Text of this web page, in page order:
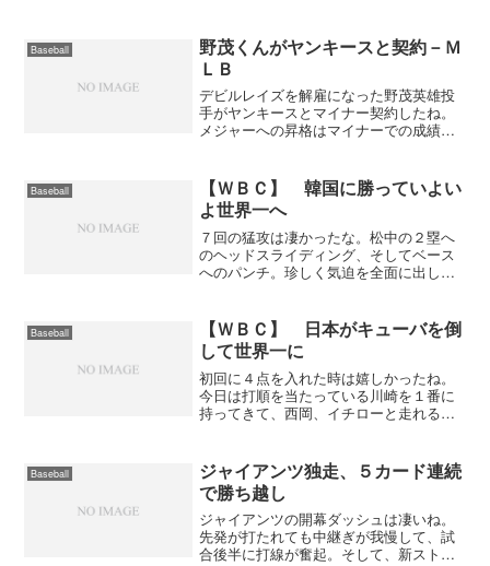
区 勝 負 勝率ヤンキース
91 64 .587レッ...
Baseball
野茂くんがヤンキースと契約－Ｍ
ＬＢ
デビルレイズを解雇になった野茂英雄投
手がヤンキースとマイナー契約したね。
メジャーへの昇格はマイナーでの成績次
らなかなか連勝できない。プレーオフ進
出の為にもここは野茂君の...
Baseball
【ＷＢＣ】 韓国に勝っていよい
よ世界一へ
７回の猛攻は凄かったな。松中の２塁へ
のヘッドスライディング、そしてベース
へのパンチ。珍しく気迫を全面に出して
も福留はよく打った。あの広い球場でホ
ームランとは驚いた。両チ...
Baseball
【ＷＢＣ】 日本がキューバを倒
して世界一に
初回に４点を入れた時は嬉しかったね。
今日は打順を当たっている川崎を１番に
持ってきて、西岡、イチローと走れる上
てストレートは走っていたけどスライダ
ーが高めに浮いていたね。...
Baseball
ジャイアンツ独走、５カード連続
で勝ち越し
ジャイアンツの開幕ダッシュは凄いね。
先発が打たれても中継ぎが我慢して、試
合後半に打線が奮起。そして、新ストッ